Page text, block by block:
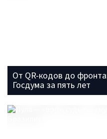
От QR-кодов до
Госдума за пять лет